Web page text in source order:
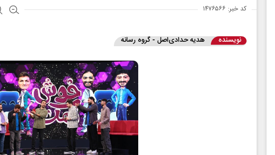
کد خبر: ۱۴۷۶۵۶۶
نویسنده هدیه حدادی‌اصل - گروه رسانه